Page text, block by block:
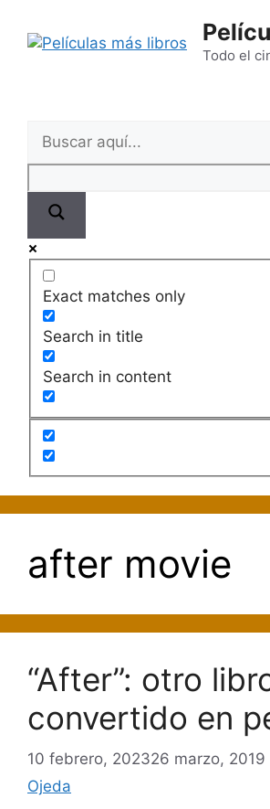
contenido
Todo el
Exact matches only
Search in title
Search in content
after movie
“After”: otro
convertido en
10 febrero, 202326 marzo, 2019
Ojeda